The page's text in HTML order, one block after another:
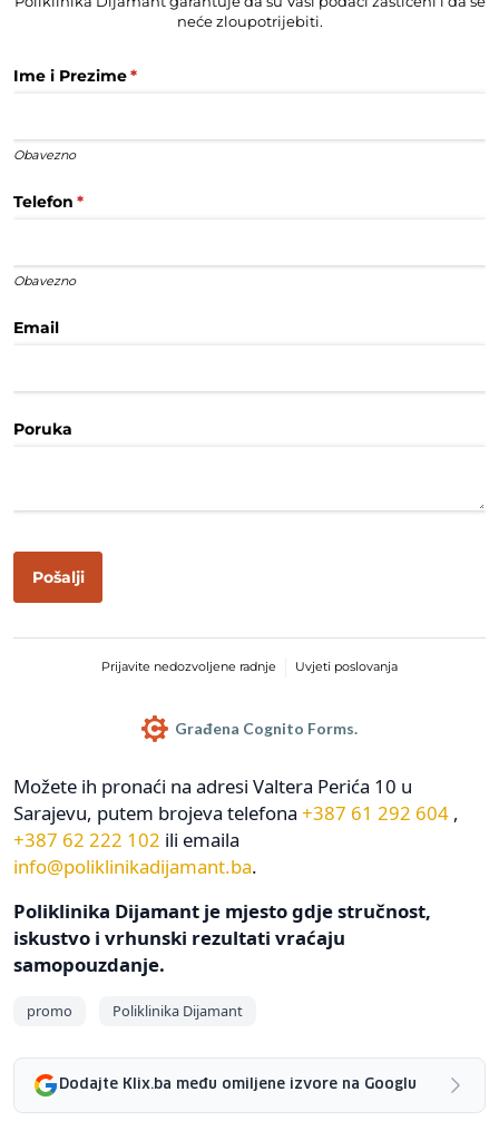
Možete ih pronaći na adresi Valtera Perića 10 u
Sarajevu, putem brojeva telefona +387 61 292 604 ,
+387 62 222 102 ili emaila
info@poliklinikadijamant.ba.
Poliklinika Dijamant je mjesto gdje stručnost,
iskustvo i vrhunski rezultati vraćaju
samopouzdanje.
promo Poliklinika Dijamant
Dodajte Klix.ba među omiljene izvore na Googlu